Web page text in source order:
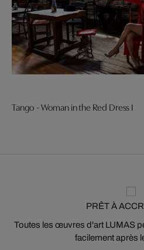
Tango - Woman in the Red Dress I
PRÊT À
Toutes les œuvres d'art LUMAS
facilement après